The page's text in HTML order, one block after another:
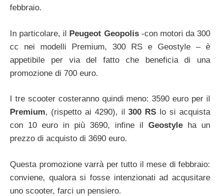
febbraio.
In particolare, il Peugeot Geopolis-con motori da 300
cc nei modelli Premium, 300 RS e Geostyle – è
appetibile per via del fatto che beneficia di una
promozione di 700 euro.
I tre scooter costeranno quindi meno: 3590 euro per il
Premium, (rispetto ai 4290), il 300 RS lo si acquista
con 10 euro in più 3690, infine il Geostyle ha un
prezzo di acquisto di 3690 euro.
Questa promozione varrà per tutto il mese di febbraio:
conviene, qualora si fosse intenzionati ad acqusitare
uno scooter, farci un pensiero.